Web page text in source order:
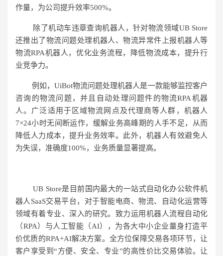
作量，为公司提升效率500%。
除了机动车违章查询机器人，针对物流领域UB Store
还推出了物流问题处理机器人、物流异常件上报机器人等
物流RPA机器人，优化业务流程，降低物流成本，提升行
业竞争力。
例如，UiBot物流问题处理机器人是一款能够监控客户
咨询的物流问题，并且自动处理问题件的物流RPA机器
人。广泛适用于区域物流网点及代理商等人群，机器人
7×24小时无间断运作，缓解业务高峰期的人手不足，从而
降低人力成本，提升业务效率。此外，机器人有效避免人
为失误，准确度100%，业务质量显著提高。
UB Store是目前国内最大的一站式自动化办公软件机
器人SaaS交易平台，对于智能电商、物流、自动化运营等
领域有着专业、深入的研究。致力运用机器人流程自动化
（RPA）与人工智能（AI），为各大中小企业量身打造平
价优质的RPA+AI解决方案。全方位保障交易各项环节，让
客户享受到“方便、安全、专业”的高性价比交易体验。让